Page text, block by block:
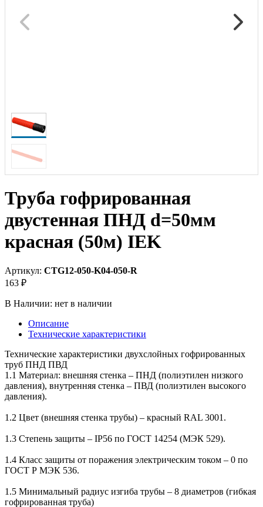
Труба гофрированная
двустенная ПНД d=50мм
красная (50м) IEK
Артикул: CTG12-050-K04-050-R
163 ₽
В Наличии: нет в наличии
Описание
Технические характеристики
Технические характеристики двухслойных гофрированных
труб ПНД ПВД
1.1 Материал: внешняя стенка – ПНД (полиэтилен низкого
давления), внутренняя стенка – ПВД (полиэтилен высокого
давления).
1.2 Цвет (внешняя стенка трубы) – красный RAL 3001.
1.3 Степень защиты – IP56 по ГОСТ 14254 (МЭК 529).
1.4 Класс защиты от поражения электрическим током – 0 по
ГОСТ Р МЭК 536.
1.5 Минимальный радиус изгиба трубы – 8 диаметров (гибкая
гофрированная труба)